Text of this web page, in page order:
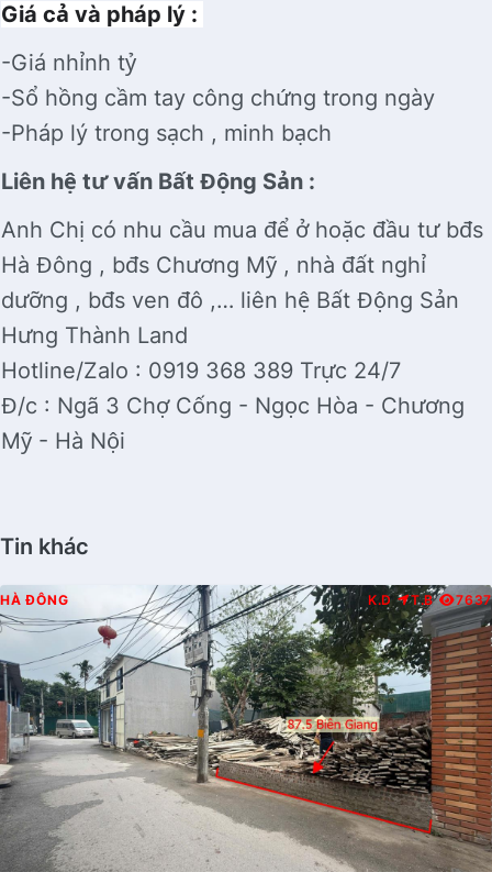
Giá cả và pháp lý :
-Giá nhỉnh tỷ
-Sổ hồng cầm tay công chứng trong ngày
-Pháp lý trong sạch , minh bạch
Liên hệ tư vấn Bất Động Sản :
Anh Chị có nhu cầu mua để ở hoặc đầu tư bđs
Hà Đông , bđs Chương Mỹ , nhà đất nghỉ
dưỡng , bđs ven đô ,… liên hệ Bất Động Sản
Hưng Thành Land
Hotline/Zalo : 0919 368 389 Trực 24/7
Đ/c : Ngã 3 Chợ Cống - Ngọc Hòa - Chương
Mỹ - Hà Nội
Tin khác
HÀ ĐÔNG K.D T.B 7637